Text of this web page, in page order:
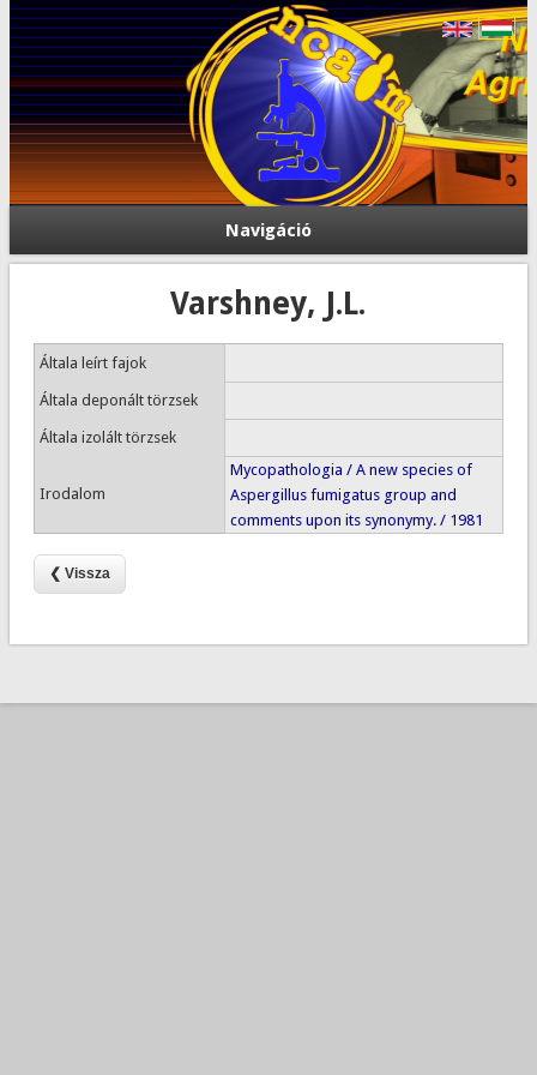
Navigáció
Varshney, J.L.
Általa leírt fajok
Általa deponált törzsek
Általa izolált törzsek
Irodalom
Mycopathologia / A new species of
Aspergillus fumigatus group and
comments upon its synonymy. / 1981